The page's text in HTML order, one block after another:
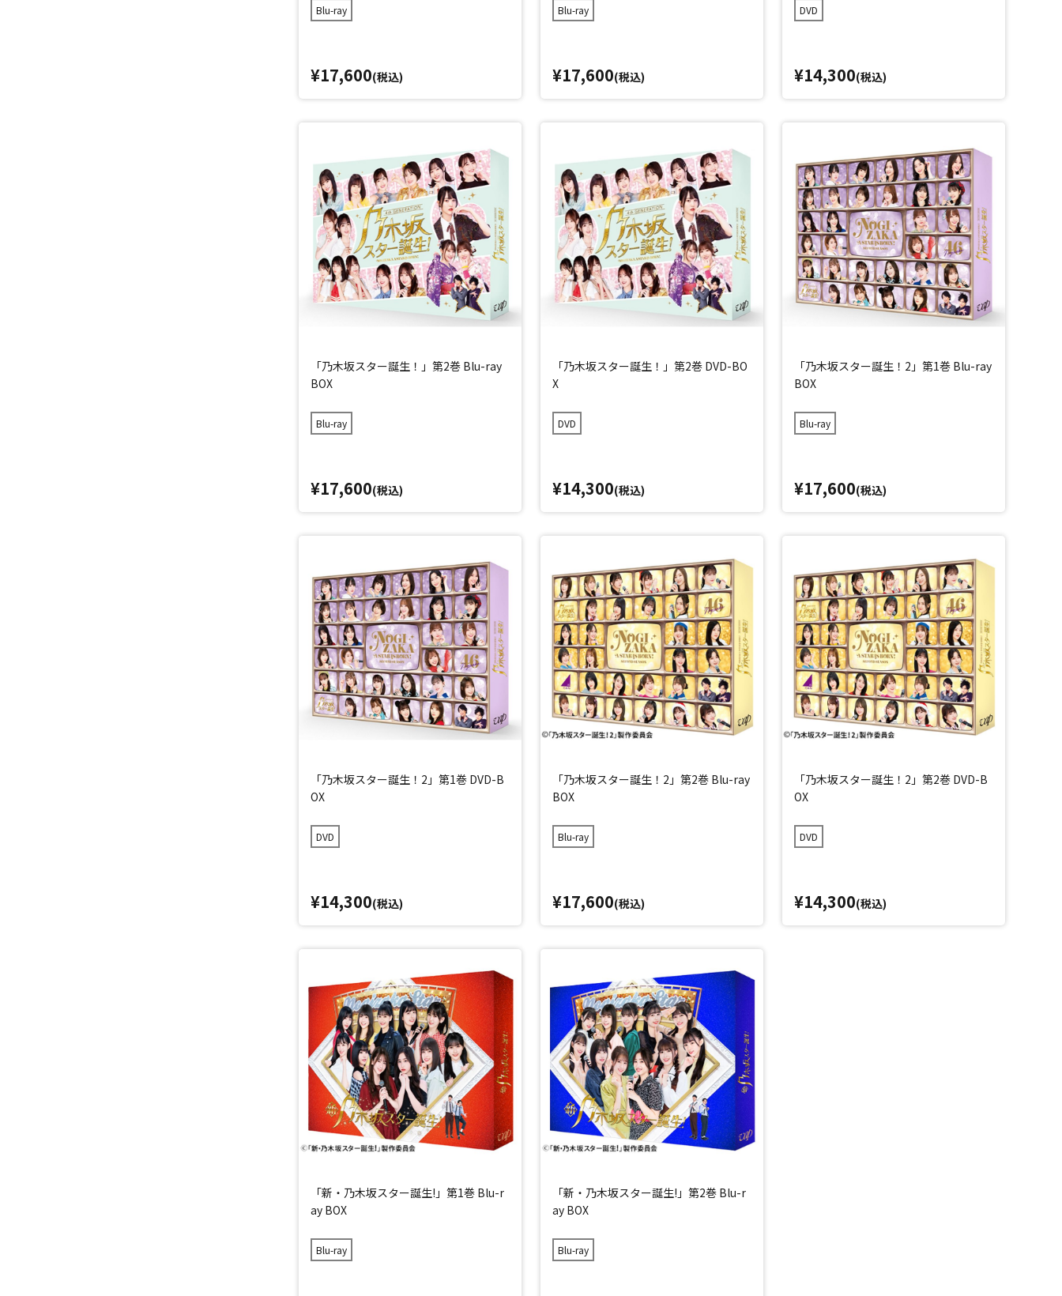
Blu-ray
¥17,600(税込)
Blu-ray
¥17,600(税込)
DVD
¥14,300(税込)
「乃木坂スター誕生！」第2巻 Blu-ray
BOX
Blu-ray
¥17,600(税込)
「乃木坂スター誕生！」第2巻 DVD-BO
X
DVD
¥14,300(税込)
「乃木坂スター誕生！2」第1巻 Blu-ray
BOX
Blu-ray
¥17,600(税込)
「乃木坂スター誕生！2」第1巻 DVD-B
OX
DVD
¥14,300(税込)
「乃木坂スター誕生！2」第2巻 Blu-ray
BOX
Blu-ray
¥17,600(税込)
「乃木坂スター誕生！2」第2巻 DVD-B
OX
DVD
¥14,300(税込)
「新・乃木坂スター誕生!」第1巻 Blu-r
ay BOX
Blu-ray
「新・乃木坂スター誕生!」第2巻 Blu-r
ay BOX
Blu-ray